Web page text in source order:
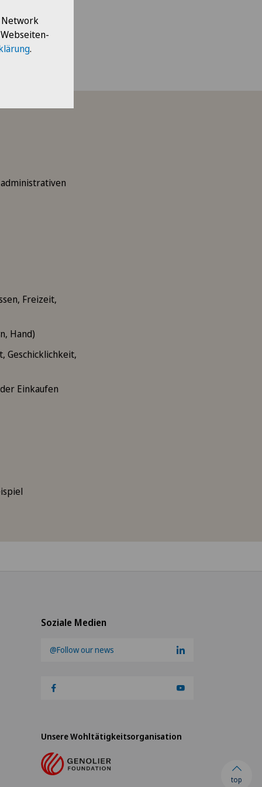
der
Leben
Freizeit,
Hand)
Geschicklichkeit,
Einkaufen
Soziale Medien
@Follow our news
Unsere Wohltätigkeitsorganisation
top
Network
.